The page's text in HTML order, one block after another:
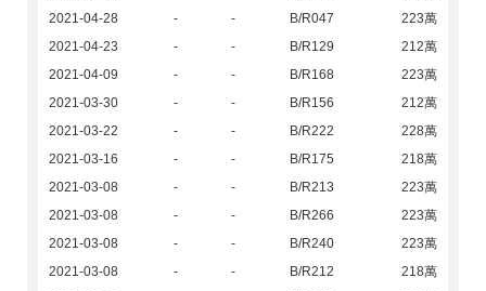
2021-04-28
- - B/R047
223萬
2021-04-23
- - B/R129
212萬
2021-04-09
- - B/R168
223萬
2021-03-30
- - B/R156
212萬
2021-03-22
- - B/R222
228萬
2021-03-16
- - B/R175
218萬
2021-03-08
- - B/R213
223萬
2021-03-08
- - B/R266
223萬
2021-03-08
- - B/R240
223萬
2021-03-08
- - B/R212
218萬